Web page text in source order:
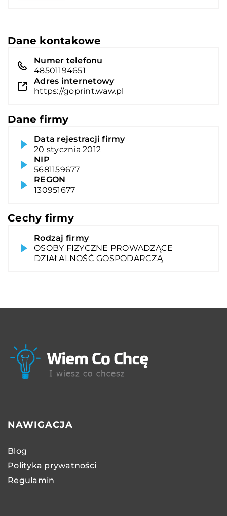
Dane kontakowe
Numer telefonu
48501194651
Adres internetowy
https://goprint.waw.pl
Dane firmy
Data rejestracji firmy
20 stycznia 2012
NIP
5681159677
REGON
130951677
Cechy firmy
Rodzaj firmy
OSOBY FIZYCZNE PROWADZĄCE
DZIAŁALNOŚĆ GOSPODARCZĄ
NAWIGACJA
Blog
Polityka prywatności
Regulamin